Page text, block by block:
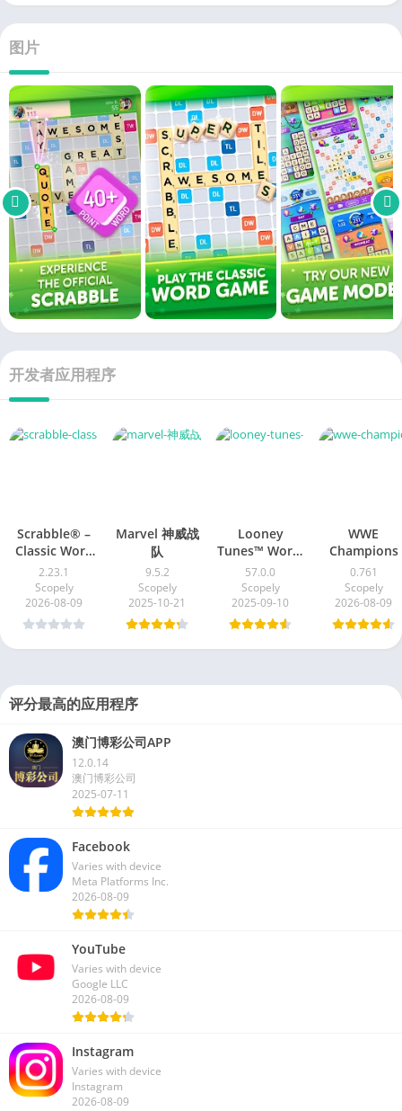
图片
开发者应用程序
Scrabble® –
Classic Word
Game
2.23.1
Scopely
2026-08-09
Marvel 神威战
队
9.5.2
Scopely
2025-10-21
Looney
Tunes™ World
of Mayhem
57.0.0
Scopely
2025-09-10
WWE
Champions
0.761
Scopely
2026-08-09
评分最高的应用程序
澳门博彩公司APP
12.0.14
澳门博彩公司
2025-07-11
Facebook
Varies with device
Meta Platforms Inc.
2026-08-09
YouTube
Varies with device
Google LLC
2026-08-09
Instagram
Varies with device
Instagram
2026-08-09